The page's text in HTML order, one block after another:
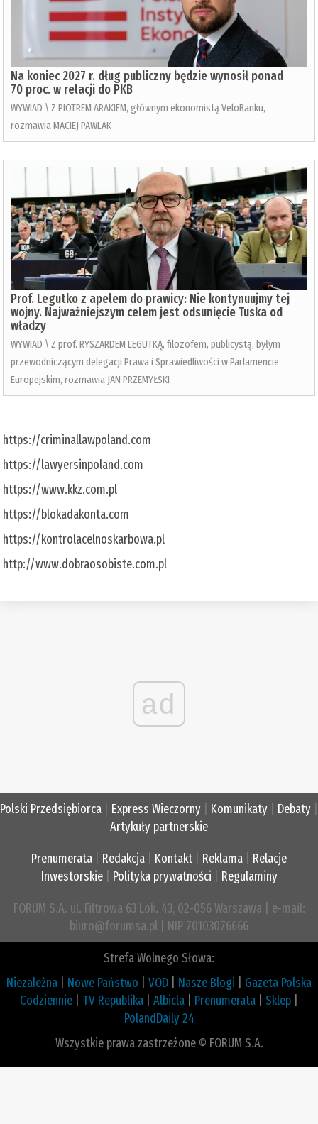
Na koniec 2027 r. dług publiczny będzie wynosił ponad
70 proc. w relacji do PKB
WYWIAD \ Z PIOTREM ARAKIEM, głównym ekonomistą VeloBanku,
rozmawia MACIEJ PAWLAK
Prof. Legutko z apelem do prawicy: Nie kontynuujmy tej
wojny. Najważniejszym celem jest odsunięcie Tuska od
władzy
WYWIAD \ Z prof. RYSZARDEM LEGUTKĄ, filozofem, publicystą, byłym
przewodniczącym delegacji Prawa i Sprawiedliwości w Parlamencie
Europejskim, rozmawia JAN PRZEMYŁSKI
https://criminallawpoland.com
https://lawyersinpoland.com
https://www.kkz.com.pl
https://blokadakonta.com
https://kontrolacelnoskarbowa.pl
http://www.dobraosobiste.com.pl
ad
Polski Przedsiębiorca Express Wieczorny Komunikaty Debaty
Artykuły partnerskie
Prenumerata Redakcja Kontakt Reklama
Relacje
Inwestorskie| Polityka prywatności Regulaminy
FORUM S.A. ul. Filtrowa 63 Lok. 43, 02-056 Warszawa | e-mail:
biuro@forumsa.pl | NIP 70103076666
Strefa Wolnego Słowa:
Niezależna
Nowe Państwo VOD Nasze Blogi
Gazeta Polska
Codziennie
TV Republika Albicla Prenumerata Sklep
PolandDaily 24
Wszystkie prawa zastrzeżone © FORUM S.A.